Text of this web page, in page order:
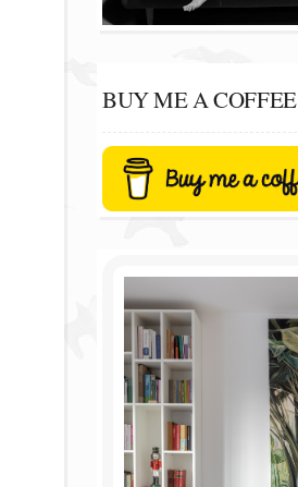
BUY ME A COFFEE